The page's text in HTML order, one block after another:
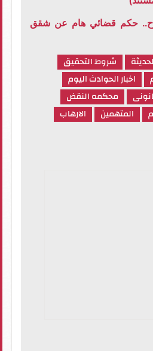
حكم قضائي هام عن شقق
شروط التحقيق
اخبار الحوادث اليوم
محكمه النقض
المتهمين الارهاب